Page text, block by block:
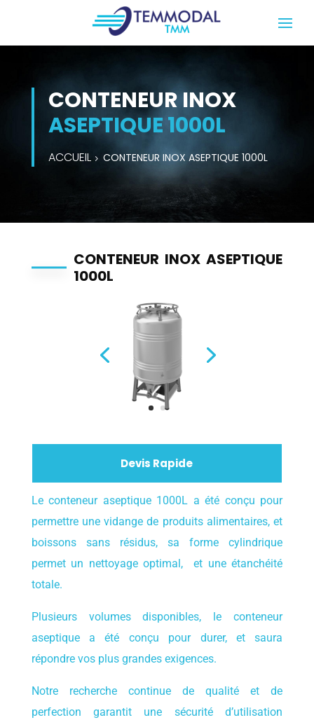
CONTENEUR INOX
ASEPTIQUE 1000L
ACCUEIL CONTENEUR INOX ASEPTIQUE 1000L
CONTENEUR INOX ASEPTIQUE
1000L
Devis Rapide
Le conteneur aseptique 1000L a été conçu pour
permettre une vidange de produits alimentaires, et
boissons sans résidus, sa forme cylindrique
permet un nettoyage optimal, et une étanchéité
totale.
Plusieurs volumes disponibles, le conteneur
aseptique a été conçu pour durer, et saura
répondre vos plus grandes exigences.
Notre recherche continue de qualité et de
perfection garantit une sécurité d’utilisation